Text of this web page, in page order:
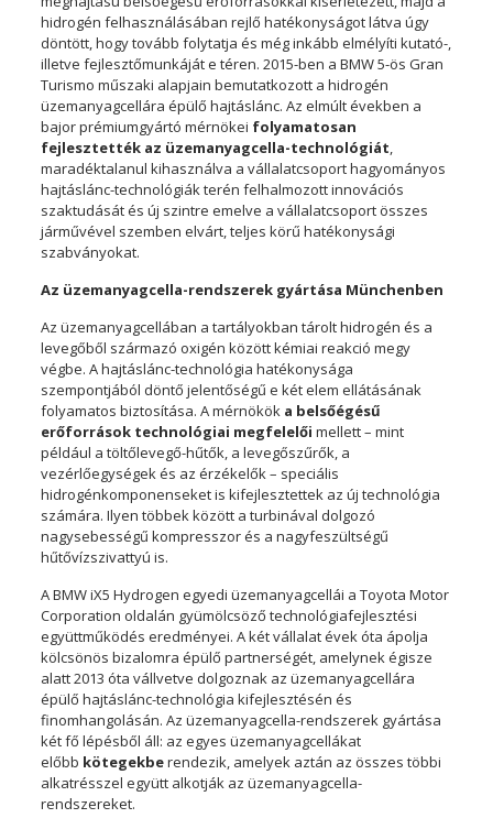
hidrogén felhasználásában rejlő hatékonyságot látva úgy
döntött, hogy tovább folytatja és még inkább elmélyíti kutató-,
illetve fejlesztőmunkáját e téren. 2015-ben a BMW 5-ös Gran
Turismo műszaki alapjain bemutatkozott a hidrogén
üzemanyagcellára épülő hajtáslánc. Az elmúlt években a
bajor prémiumgyártó mérnökei folyamatosan
fejlesztették az üzemanyagcella-technológiát,
maradéktalanul kihasználva a vállalatcsoport hagyományos
hajtáslánc-technológiák terén felhalmozott innovációs
szaktudását és új szintre emelve a vállalatcsoport összes
járművével szemben elvárt, teljes körű hatékonysági
szabványokat.
Az üzemanyagcella-rendszerek gyártása Münchenben
Az üzemanyagcellában a tartályokban tárolt hidrogén és a
levegőből származó oxigén között kémiai reakció megy
végbe. A hajtáslánc-technológia hatékonysága
szempontjából döntő jelentőségű e két elem ellátásának
folyamatos biztosítása. A mérnökök a belsőégésű
erőforrások technológiai megfelelői mellett – mint
például a töltőlevegő-hűtők, a levegőszűrők, a
vezérlőegységek és az érzékelők – speciális
hidrogénkomponenseket is kifejlesztettek az új technológia
számára. Ilyen többek között a turbinával dolgozó
nagysebességű kompresszor és a nagyfeszültségű
hűtővízszivattyú is.
A BMW iX5 Hydrogen egyedi üzemanyagcellái a Toyota Motor
Corporation oldalán gyümölcsöző technológiafejlesztési
együttműködés eredményei. A két vállalat évek óta ápolja
kölcsönös bizalomra épülő partnerségét, amelynek égisze
alatt 2013 óta vállvetve dolgoznak az üzemanyagcellára
épülő hajtáslánc-technológia kifejlesztésén és
finomhangolásán. Az üzemanyagcella-rendszerek gyártása
két fő lépésből áll: az egyes üzemanyagcellákat
előbb kötegekberendezik, amelyek aztán az összes többi
alkatrésszel együtt alkotják az üzemanyagcella-
rendszereket.